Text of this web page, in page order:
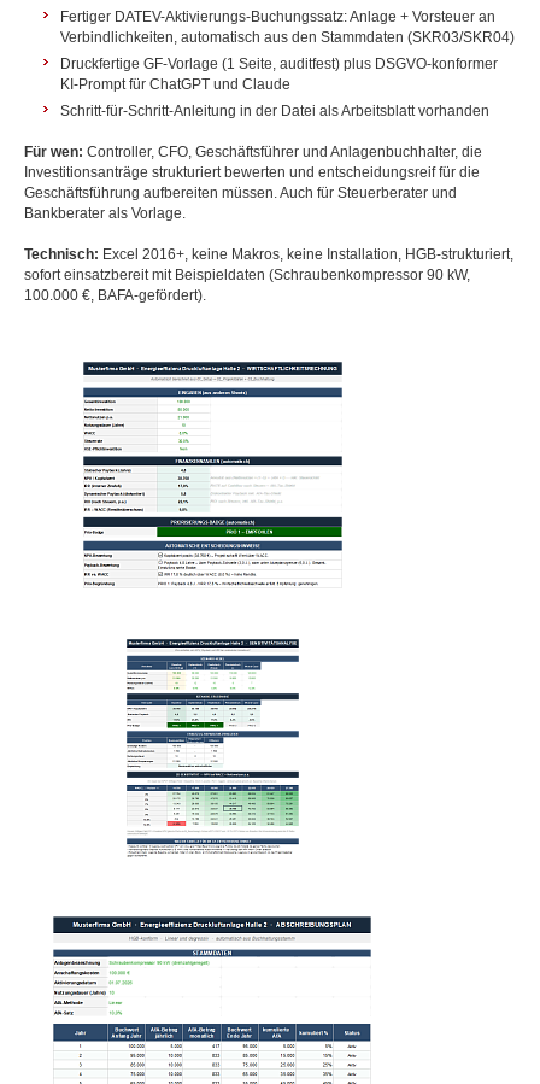
Fertiger DATEV-Aktivierungs-Buchungssatz: Anlage + Vorsteuer an
Verbindlichkeiten, automatisch aus den Stammdaten (SKR03/SKR04)
Druckfertige GF-Vorlage (1 Seite, auditfest) plus DSGVO-konformer
KI-Prompt für ChatGPT und Claude
Schritt-für-Schritt-Anleitung in der Datei als Arbeitsblatt vorhanden
Für wen: Controller, CFO, Geschäftsführer und Anlagenbuchhalter, die
Investitionsanträge strukturiert bewerten und entscheidungsreif für die
Geschäftsführung aufbereiten müssen. Auch für Steuerberater und
Bankberater als Vorlage.
Technisch: Excel 2016+, keine Makros, keine Installation, HGB-strukturiert,
sofort einsatzbereit mit Beispieldaten (Schraubenkompressor 90 kW,
100.000 €, BAFA-gefördert).